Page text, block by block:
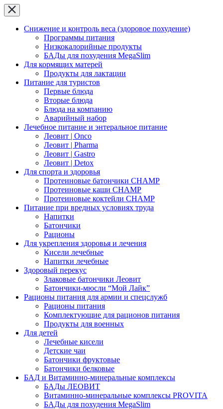
Снижение и контроль веса (здоровое похудение)
Программы питания
Низкокалорийные продукты
БАДы для похудения MegaSlim
Для кормящих матерей
Продукты для лактации
Питание для туристов
Первые блюда
Вторые блюда
Блюда на компанию
Аварийный набор
Лечебное питание и энтеральное питание
Леовит | Onco
Леовит | Pharma
Леовит | Gastro
Леовит | Detox
Для спорта и здоровья
Протеиновые батончики CHAMP
Протеиновые каши CHAMP
Протеиновые коктейли CHAMP
Питание при вредных условиях труда
Напитки
Батончики
Рационы
Для укрепления здоровья и лечения
Кисели лечебные
Напитки лечебные
Здоровый перекус
Злаковые батончики Леовит
Батончики-мюсли “Мой Лайк”
Рационы питания для армии и спецслужб
Рационы питания
Комплектующие для рационов питания
Продукты для военных
Для детей
Лечебные кисели
Детские чаи
Батончики фруктовые
Батончики белковые
БАД и Витаминно-минеральные комплексы
БАДы ЛЕОВИТ
Витаминно-минеральные комплексы PROVITA
БАДы для похудения MegaSlim